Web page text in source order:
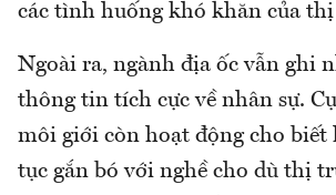
các tình huống khó khăn của
Ngoài ra, ngành địa ốc vẫn ghi
thông tin tích cực về nhân sự.
môi giới còn hoạt động cho biết
tục gắn bó với nghề cho dù thị